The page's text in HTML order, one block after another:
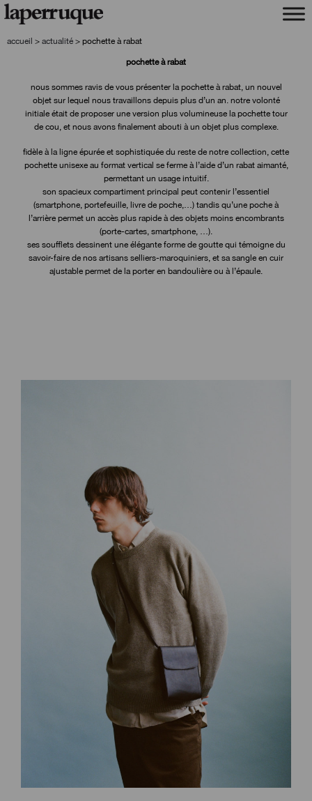
aller
navigation
aller
au
accueil > actualité > pochette à rabat
pochette à rabat
nous sommes ravis de vous présenter la pochette à rabat, un nouvel
objet sur lequel nous travaillons depuis plus d’un an. notre volonté
initiale était de proposer une version plus volumineuse la pochette tour
de cou, et nous avons finalement abouti à un objet plus complexe.
fidèle à la ligne épurée et sophistiquée du reste de notre collection, cette
pochette unisexe au format vertical se ferme à l’aide d’un rabat aimanté,
permettant un usage intuitif.
son spacieux compartiment principal peut contenir l’essentiel
(smartphone, portefeuille, livre de poche,…) tandis qu’une poche à
l’arrière permet un accès plus rapide à des objets moins encombrants
(porte-cartes, smartphone, …).
ses soufflets dessinent une élégante forme de goutte qui témoigne du
savoir-faire de nos artisans selliers-maroquiniers, et sa sangle en cuir
ajustable permet de la porter en bandoulière ou à l’épaule.